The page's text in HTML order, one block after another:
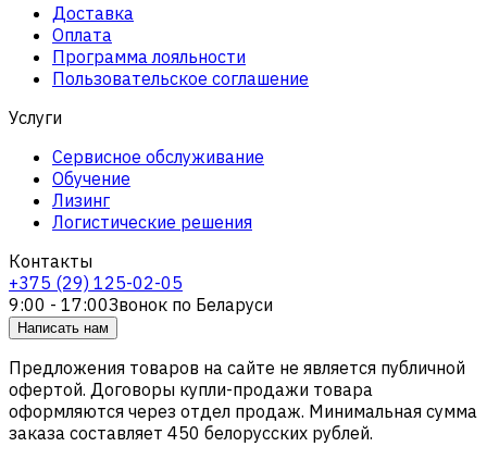
Доставка
Оплата
Программа лояльности
Пользовательское соглашение
Услуги
Сервисное обслуживание
Обучение
Лизинг
Логистические решения
Контакты
+375 (29) 125-02-05
9:00 - 17:00Звонок по Беларуси
Написать нам
Предложения товаров на сайте не является публичной
офертой. Договоры купли-продажи товара
оформляются через отдел продаж. Минимальная сумма
заказа составляет 450 белорусских рублей.